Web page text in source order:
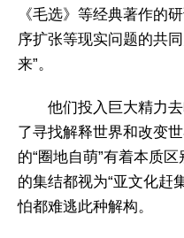
《毛选》等经典著作的
序扩张等现实问题的共
来”。
他们投入巨大精力
了寻找解释世界和改变
的“圈地自萌”有着本质
的集结都视为“亚文化赶
怕都难逃此种解构。